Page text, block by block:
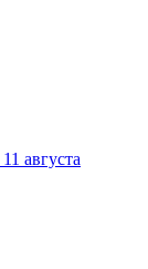
11 августа